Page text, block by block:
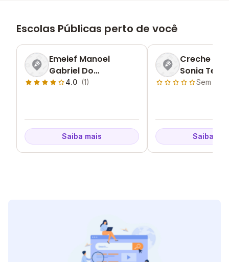
Escolas Públicas perto de você
Emeief Manoel
Gabriel Do
Nascimento
4.0 (1)
Saiba mais
Creche
Sonia
Sem
Saiba